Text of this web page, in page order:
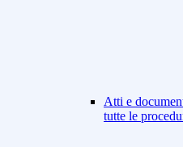
Atti e
tutte le